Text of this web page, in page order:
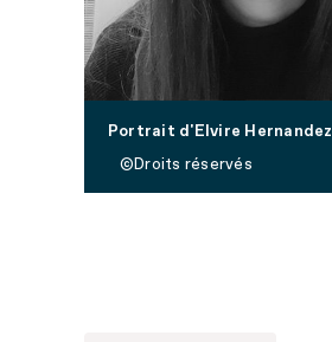
Portrait d'Elvire Hernandez
Droits réservés